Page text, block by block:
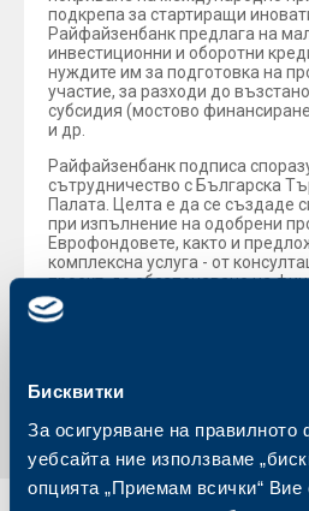
Бисквитки
За осигуряване на правилното
уебсайта ние използваме
опцията „Приемам всички“ Вие
подкрепа за стартиращи
Райфайзенбанк предлага на
инвестиционни и оборотни
нуждите им за подготовка на
участие, за разходи до
субсидия (мостово
и др.
Райфайзенбанк подписа
сътрудничество с Българска
Палата. Целта е да се създаде
при изпълнение на одобрени
Еврофондовете, както и
комплексна услуга - от
проект, до обезпечаване на
стартиране на дейностите.